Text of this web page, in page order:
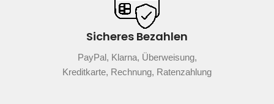
Sicheres Bezahlen
PayPal, Klarna, Überweisung,
Kreditkarte, Rechnung, Ratenzahlung